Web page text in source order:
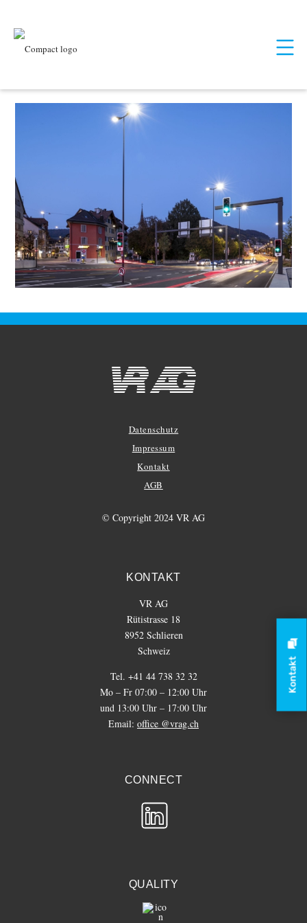
Datenschutz
Impressum
Kontakt
AGB
© Copyright 2024 VR AG
KONTAKT
VR AG
Rütistrasse 18
8952 Schlieren
Schweiz
Tel. +41 44 738 32 32
Mo – Fr 07:00 – 12:00 Uhr
und 13:00 Uhr – 17:00 Uhr
Email: office @vrag.ch
CONNECT
QUALITY
Kontakt